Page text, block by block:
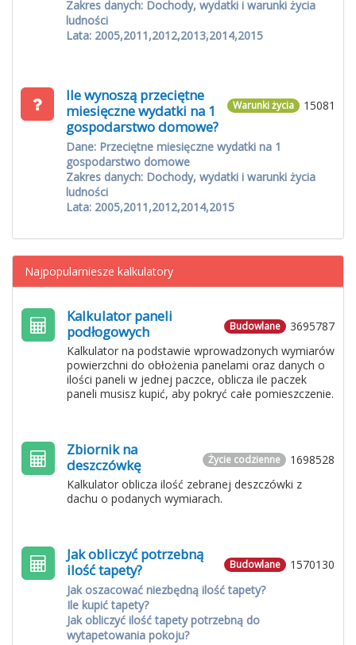
Zakres danych: Dochody, wydatki i warunki życia
ludności
Lata: 2005,2011,2012,2013,2014,2015
15081
Warunki życia
Ile wynoszą przeciętne
miesięczne wydatki na 1
gospodarstwo domowe?
Dane: Przeciętne miesięczne wydatki na 1
gospodarstwo domowe
Zakres danych: Dochody, wydatki i warunki życia
ludności
Lata: 2005,2011,2012,2014,2015
Najpopularniesze kalkulatory
3695787
Budowlane
Kalkulator paneli
podłogowych
Kalkulator na podstawie wprowadzonych wymiarów
powierzchni do obłożenia panelami oraz danych o
ilości paneli w jednej paczce, oblicza ile paczek
paneli musisz kupić, aby pokryć całe pomieszczenie.
1698528
Życie codzienne
Zbiornik na
deszczówkę
Kalkulator oblicza ilość zebranej deszczówki z
dachu o podanych wymiarach.
1570130
Budowlane
Jak obliczyć potrzebną
ilość tapety?
Jak oszacować niezbędną ilość tapety?
Ile kupić tapety?
Jak obliczyć ilość tapety potrzebną do
wytapetowania pokoju?